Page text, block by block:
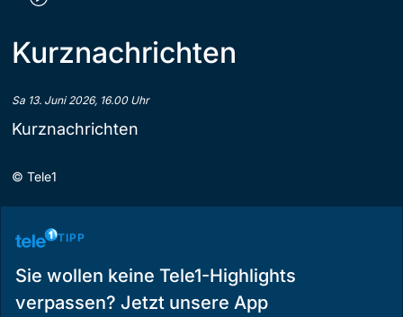
Kurznachrichten
Sa 13. Juni 2026, 16.00 Uhr
Kurznachrichten
© Tele1
TIPP
Sie wollen keine Tele1-Highlights
verpassen? Jetzt unsere App